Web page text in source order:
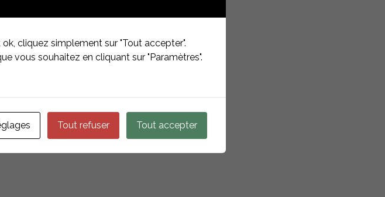
Fabricant Esdec
Systèmes de
montage
Click Fit EVO
cliquez simplement sur "Tout accepter".
vous souhaitez en cliquant sur "Paramètres".
Tout refuser Tout accepter